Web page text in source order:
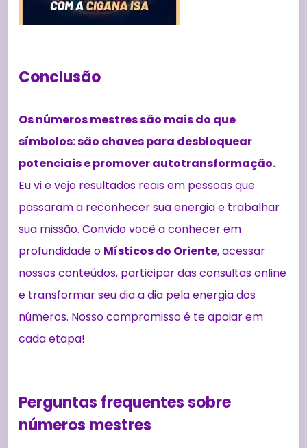
Conclusão
Os números mestres são mais do que
símbolos: são chaves para desbloquear
potenciais e promover autotransformação.
Eu vi e vejo resultados reais em pessoas que
passaram a reconhecer sua energia e trabalhar
sua missão. Convido você a conhecer em
profundidade o Místicos do Oriente, acessar
nossos conteúdos, participar das consultas online
e transformar seu dia a dia pela energia dos
números. Nosso compromisso é te apoiar em
cada etapa!
Perguntas frequentes sobre
números mestres